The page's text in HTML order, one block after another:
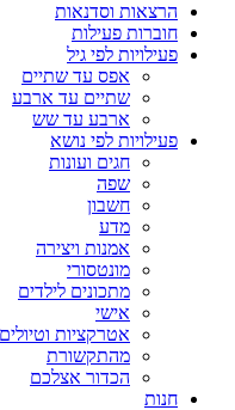
הרצאות וסדנאות
חוברות פעילות
פעילויות לפי גיל
אפס עד שתיים
שתיים עד ארבע
ארבע עד שש
פעילויות לפי נושא
חגים ועונות
שפה
חשבון
מדע
אמנות ויצירה
מונטסורי
מתכונים לילדים
אישי
אטרקציות וטיולים
מהתקשורת
הכדור אצלכם
חנות